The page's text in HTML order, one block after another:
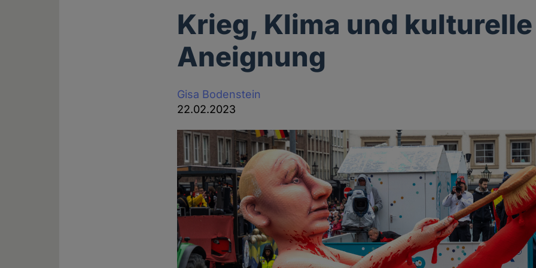
Krieg, Klima und kulturelle
Aneignung
Gisa Bodenstein
22.02.2023